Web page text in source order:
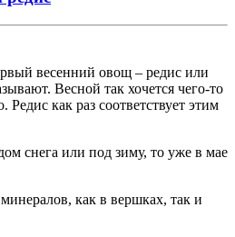
весенний овощ – редис или
Весной так хочется чего-то
Редис как раз соответствует этим
снега или под зиму, то уже в мае
как в вершках, так и